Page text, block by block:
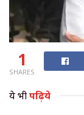
1
SHARES
ये भीपढ़िये